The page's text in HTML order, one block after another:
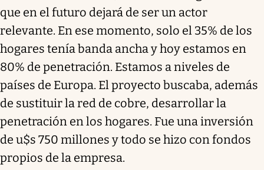
que en el futuro dejará de ser un actor
relevante. En ese momento, solo el 35% de los
hogares tenía banda ancha y hoy estamos en
80% de penetración. Estamos a niveles de
países de Europa. El proyecto buscaba, además
de sustituir la red de cobre, desarrollar la
penetración en los hogares. Fue una inversión
de u$s 750 millones y todo se hizo con fondos
propios de la empresa.